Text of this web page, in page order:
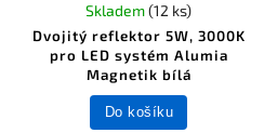
Dvojitý reflektor 5W, 3000K
pro LED systém Alumia
Magnetik bílá
Skladem(12 ks)
Do košíku